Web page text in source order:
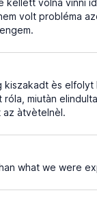
kellett volna vinni
volt probléma
ès elfolyt
miutàn
az àtvètelnèl.
what we were